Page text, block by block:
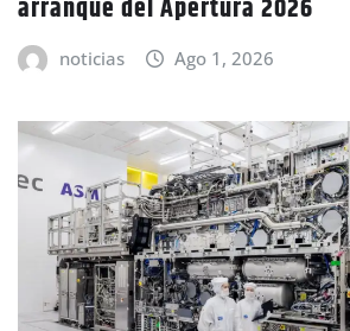
arranque del Apertura 2026
noticias Ago 1, 2026